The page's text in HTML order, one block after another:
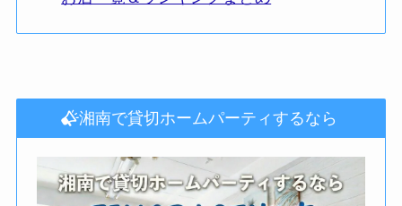
湘南で貸切ホームパーティするなら